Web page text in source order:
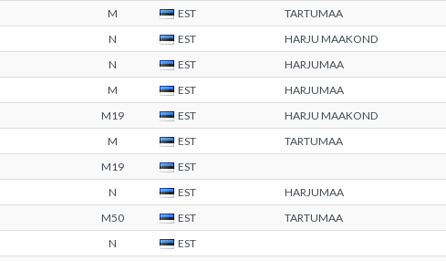
M EST
TARTUMAA
N EST
HARJU MAAKOND
N EST
HARJUMAA
M EST
HARJUMAA
M19 EST
HARJU MAAKOND
M EST
TARTUMAA
M19
EST
N EST
HARJUMAA
M50 EST
TARTUMAA
N
EST